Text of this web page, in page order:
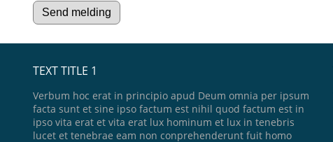
TEXT TITLE 1
Verbum hoc erat in principio apud Deum omnia per ipsum
facta sunt et sine ipso factum est nihil quod factum est in
ipso vita erat et vita erat lux hominum et lux in tenebris
lucet et tenebrae eam non conprehenderunt fuit homo